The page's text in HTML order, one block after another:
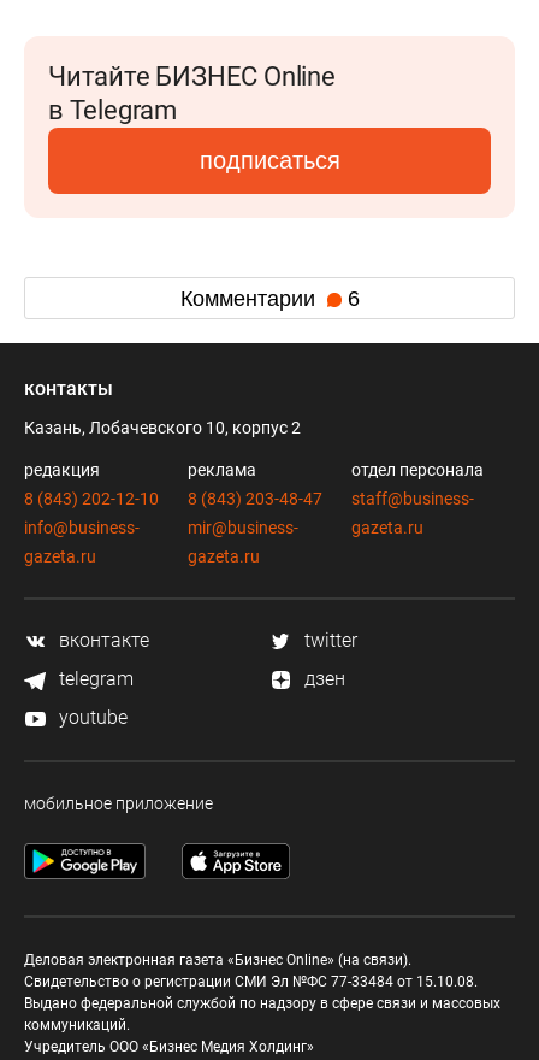
Читайте БИЗНЕС Online
в Telegram
подписаться
Комментарии 6
контакты
Казань, Лобачевского 10, корпус 2
редакция
8 (843) 202-12-10
info@business-
gazeta.ru
реклама
8 (843) 203-48-47
mir@business-
gazeta.ru
отдел персонала
staff@business-
gazeta.ru
вконтакте
twitter
telegram
дзен
youtube
мобильное приложение
Деловая электронная газета «Бизнес Online» (на связи).
Свидетельство о регистрации СМИ Эл №ФС 77-33484 от 15.10.08.
Выдано федеральной службой по надзору в сфере связи и массовых
коммуникаций.
Учредитель ООО «Бизнес Медия Холдинг»